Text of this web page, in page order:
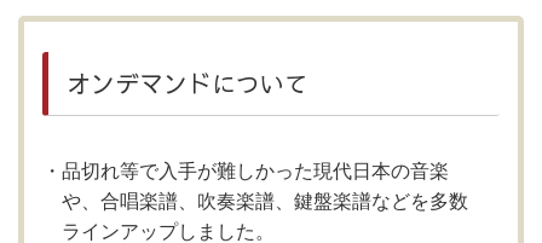
オンデマンドについて
品切れ等で入手が難しかった現代日本の音楽
や、合唱楽譜、吹奏楽譜、鍵盤楽譜などを多数
ラインアップしました。